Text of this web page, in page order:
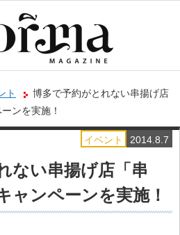
ト
博多で予約がとれない串揚げ店
ンを実施！
2014.8.7
イベント
ない串揚げ店「串
ャンペーンを実施！